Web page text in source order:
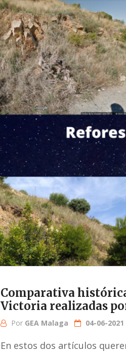
Comparativa
Victoria realizadas
Por GEA Malaga 04-06-2021
En estos dos artículos